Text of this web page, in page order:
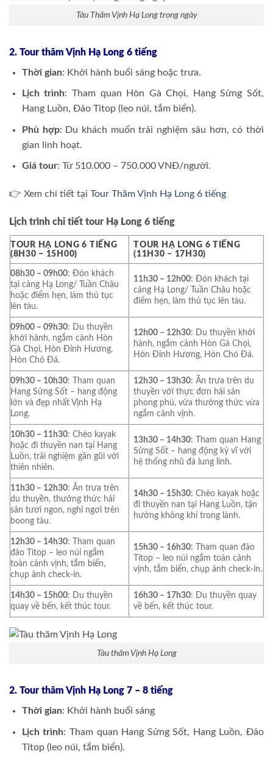
Tàu Thăm Vịnh Hạ Long trong ngày
2. Tour thăm Vịnh Hạ Long 6 tiếng
Thời gian: Khởi hành buổi sáng hoặc trưa.
Lịch trình: Tham quan Hòn Gà Chọi, Hang Sửng Sốt,
Hang Luồn, Đảo Titop (leo núi, tắm biển).
Phù hợp: Du khách muốn trải nghiệm sâu hơn, có thời
gian linh hoạt.
Giá tour: Từ 510.000 – 750.000 VNĐ/người.
👉 Xem chi tiết tại Tour Thăm Vịnh Hạ Long 6 tiếng
Lịch trình chi tiết tour Hạ Long 6 tiếng
TOUR HẠ LONG 6 TIẾNG
(8H30 – 15H00)
TOUR HẠ LONG 6 TIẾNG
(11H30 – 17H30)
08h30 – 09h00: Đón khách
tại cảng Hạ Long/ Tuần Châu
hoặc điểm hẹn, làm thủ tục
lên tàu.
11h30 – 12h00: Đón khách tại
cảng Hạ Long/ Tuần Châu hoặc
điểm hẹn, làm thủ tục lên tàu.
09h00 – 09h30: Du thuyền
khởi hành, ngắm cảnh Hòn
Gà Chọi, Hòn Đỉnh Hương,
Hòn Chó Đá.
12h00 – 12h30: Du thuyền khởi
hành, ngắm cảnh Hòn Gà Chọi,
Hòn Đỉnh Hương, Hòn Chó Đá.
09h30 – 10h30: Tham quan
Hang Sửng Sốt – hang động
lớn và đẹp nhất Vịnh Hạ
Long.
12h30 – 13h30: Ăn trưa trên du
thuyền với thực đơn hải sản
phong phú, vừa thưởng thức vừa
ngắm cảnh vịnh.
10h30 – 11h30: Chèo kayak
hoặc đi thuyền nan tại Hang
Luồn, trải nghiệm gần gũi với
thiên nhiên.
13h30 – 14h30: Tham quan Hang
Sửng Sốt – hang động kỳ vĩ với
hệ thống nhũ đá lung linh.
11h30 – 12h30: Ăn trưa trên
du thuyền, thưởng thức hải
sản tươi ngon, nghỉ ngơi trên
boong tàu.
14h30 – 15h30: Chèo kayak hoặc
đi thuyền nan tại Hang Luồn, tận
hưởng không khí trong lành.
12h30 – 14h30: Tham quan
đảo Titop – leo núi ngắm
toàn cảnh vịnh, tắm biển,
chụp ảnh check-in.
15h30 – 16h30: Tham quan đảo
Titop – leo núi ngắm toàn cảnh
vịnh, tắm biển, chụp ảnh check-in.
14h30 – 15h00: Du thuyền
quay về bến, kết thúc tour.
16h30 – 17h30: Du thuyền quay
về bến, kết thúc tour.
Tàu thăm Vịnh Hạ Long
2. Tour thăm Vịnh Hạ Long 7 – 8 tiếng
Thời gian: Khởi hành buổi sáng
Lịch trình: Tham quan Hang Sửng Sốt, Hang Luồn, Đảo
Titop (leo núi, tắm biển).